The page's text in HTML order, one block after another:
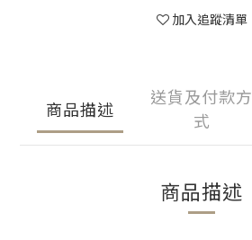
加入追蹤清單
商品描述
送貨及付款方
式
商品描述